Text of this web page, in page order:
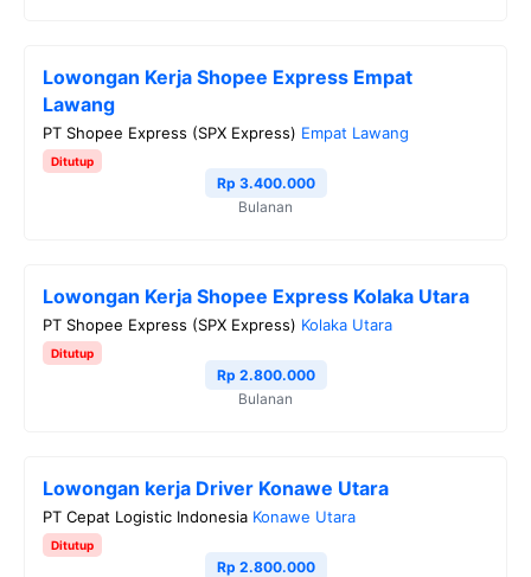
Lowongan Kerja Shopee Express Empat
Lawang
PT Shopee Express (SPX Express) Empat Lawang
Ditutup
Rp 3.400.000
Bulanan
Lowongan Kerja Shopee Express Kolaka Utara
PT Shopee Express (SPX Express) Kolaka Utara
Ditutup
Rp 2.800.000
Bulanan
Lowongan kerja Driver Konawe Utara
PT Cepat Logistic Indonesia Konawe Utara
Ditutup
Rp 2.800.000